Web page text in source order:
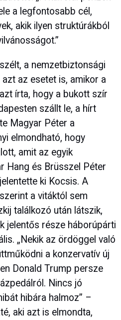
a legfontosabb cél,
akik ilyen struktúrákból
a nemzetbiztonsági
az esetet is, amikor a
írta, hogy a bukott szír
szállt le, a hírt
Magyar Péter a
elmondható, hogy
amit az egyik
Hang és Brüsszel Péter
ki Kocsis. A
a vitáktól sem
találkozó után látszik,
jelentős része háborúpárti
„Nekik az ördöggel való
a konzervatív új
Donald Trump persze
Nincs jó
hibára halmoz” –
aki azt is elmondta,